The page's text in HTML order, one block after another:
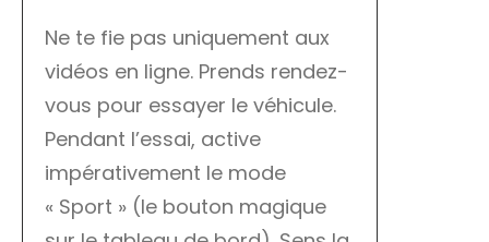
Ne te fie pas uniquement aux
vidéos en ligne. Prends rendez-
vous pour essayer le véhicule.
Pendant l’essai, active
impérativement le mode
« Sport » (le bouton magique